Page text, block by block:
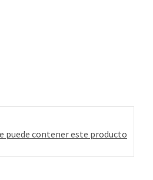
puede contener este producto